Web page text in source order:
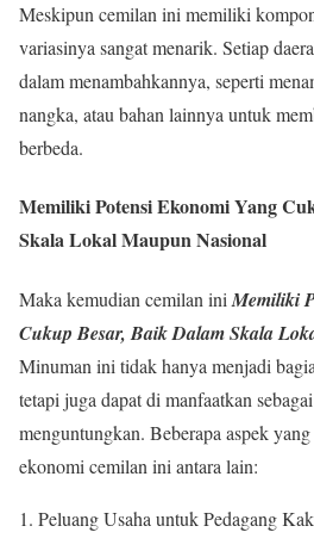
Meskipun cemilan ini memiliki
variasinya sangat menarik. Setiap
dalam menambahkannya, seperti
nangka, atau bahan lainnya untuk
berbeda.
Memiliki Potensi Ekonomi Yang
Skala Lokal Maupun Nasional
Maka kemudian cemilan ini Memiliki
Cukup Besar, Baik Dalam Skala
Minuman ini tidak hanya menjadi
tetapi juga dapat di manfaatkan
menguntungkan. Beberapa aspek
ekonomi cemilan ini antara lain:
Peluang Usaha untuk Pedagang